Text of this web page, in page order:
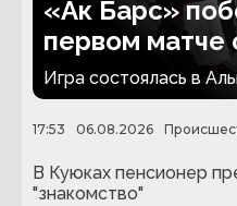
«Ак Барс»
первом матче
Игра состоялась в
17:53 06.08.2026
В Куюках пенсионер
"знакомство"